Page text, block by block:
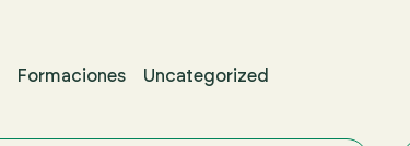
Formaciones Uncategorized